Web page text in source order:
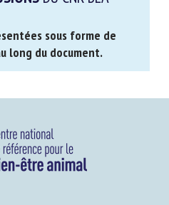
DU CNR BEA
sous forme de